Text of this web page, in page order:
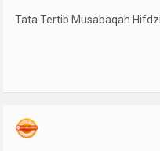
Tata Tertib Musabaqah